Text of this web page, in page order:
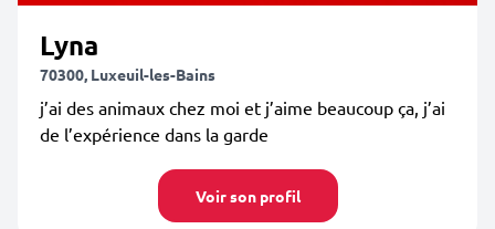
Lyna
70300, Luxeuil-les-Bains
j’ai des animaux chez moi et j’aime beaucoup ça, j’ai
de l’expérience dans la garde
Voir son profil